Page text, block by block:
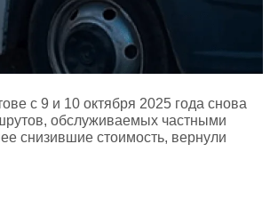
с 9 и 10 октября 2025 года снова
обслуживаемых частными
снизившие стоимость, вернули